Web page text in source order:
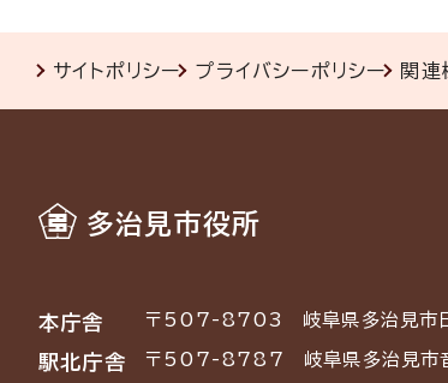
サイトポリシー プライバシーポリシー 関連
多治見市役所
本庁舎 〒507-8703 岐阜県多治見
駅北庁舎 〒507-8787 岐阜県多治見